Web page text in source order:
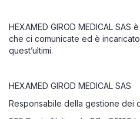
HEXAMED GIROD MEDICAL
che ci comunicate ed è
quest’ultimi.
HEXAMED GIROD MEDICAL SAS
Responsabile della gestione dei